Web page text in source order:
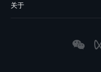
关于